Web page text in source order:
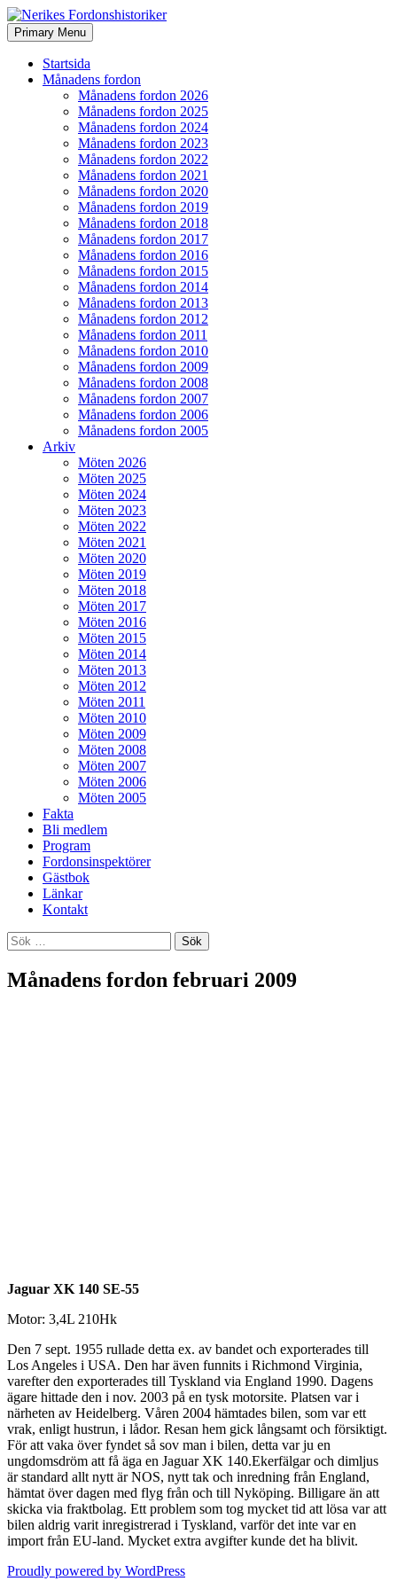
Nerikes Fordonshistoriker
Search
Primary Menu Skip
to
Startsida
Månadens fordon
Månadens fordon 2026
Månadens fordon 2025
Månadens fordon 2024
Månadens fordon 2023
Månadens fordon 2022
Månadens fordon 2021
Månadens fordon 2020
Månadens fordon 2019
Månadens fordon 2018
Månadens fordon 2017
Månadens fordon 2016
Månadens fordon 2015
Månadens fordon 2014
Månadens fordon 2013
Månadens fordon 2012
Månadens fordon 2011
Månadens fordon 2010
Månadens fordon 2009
Månadens fordon 2008
Månadens fordon 2007
Månadens fordon 2006
Månadens fordon 2005
Arkiv
Möten 2026
Möten 2025
Möten 2024
Möten 2023
Möten 2022
Möten 2021
Möten 2020
Möten 2019
Möten 2018
Möten 2017
Möten 2016
Möten 2015
Möten 2014
Möten 2013
Möten 2012
Möten 2011
Möten 2010
Möten 2009
Möten 2008
Möten 2007
Möten 2006
Möten 2005
Fakta
Bli medlem
Program
Fordonsinspektörer
Gästbok
Länkar
Kontakt
Sök
efter:
Månadens fordon februari 2009
Jaguar XK 140 SE-55
Motor: 3,4L 210Hk
Den 7 sept. 1955 rullade detta ex. av bandet och exporterades till
Los Angeles i USA. Den har även funnits i Richmond Virginia,
varefter den exporterades till Tyskland via England 1990. Dagens
ägare hittade den i nov. 2003 på en tysk motorsite. Platsen var i
närheten av Heidelberg. Våren 2004 hämtades bilen, som var ett
vrak, enligt hustrun, i lådor. Resan hem gick långsamt och försiktigt.
För att vaka över fyndet så sov man i bilen, detta var ju en
ungdomsdröm att få äga en Jaguar XK 140.Ekerfälgar och dimljus
är standard allt nytt är NOS, nytt tak och inredning från England,
hämtat över dagen med flyg från och till Nyköping. Billigare än att
skicka via fraktbolag. Ett problem som tog mycket tid att lösa var att
bilen aldrig varit inregistrerad i Tyskland, varför det inte var en
import från EU-land. Mycket extra avgifter kunde det ha blivit.
Proudly powered by WordPress